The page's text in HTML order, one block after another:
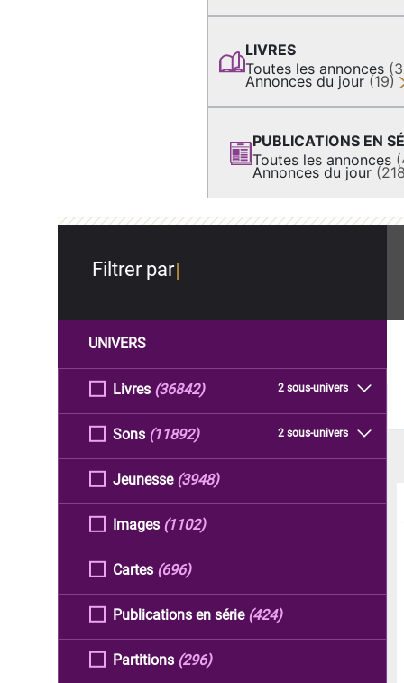
LIVRES
Toutes les annonces
Annonces du jour (19)
PUBLICATIONS EN
Toutes les annonces
Annonces du jour
Filtrer par
UNIVERS
Livres 2 sous-univers
(36842)
Sons 2 sous-univers
(11892)
Jeunesse (3948)
Images (1102)
Cartes (696)
Publications en série (424)
Partitions (296)